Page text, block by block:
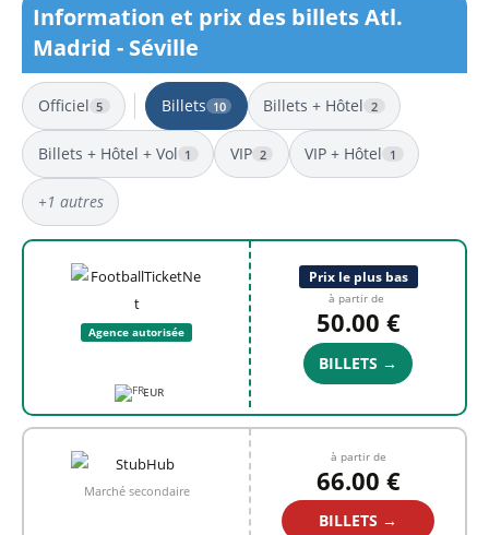
Information et prix des billets Atl.
Madrid - Séville
Officiel 5 Billets 10 Billets + Hôtel 2
Billets + Hôtel + Vol 1 VIP 2 VIP + Hôtel 1
+1 autres
10 résultats
Agence autorisée
EUR
Prix le plus bas
à partir de
50.00 €
BILLETS →
Marché secondaire
à partir de
66.00 €
BILLETS →